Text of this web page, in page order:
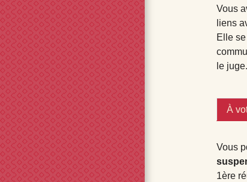
Vous
liens
Elle
le juge.
À
Vous
1ère